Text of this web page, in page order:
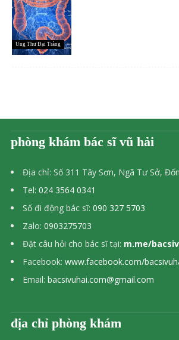
Ung Thư Đại Tràng
phòng khám bác sĩ vũ hải
Địa chỉ: Số 311 Tây Sơn, Ngã Tư Sở,
Tel: 024 3564 0341
Số đi động bác sĩ: 090 327 5703
Zalo: 0903275703
Đặt câu hỏi cho bác sĩ tại: m.me/
Facebook: www.facebook.com/
Email: bacsivuhai.com@gmail.com
địa chỉ phòng khám